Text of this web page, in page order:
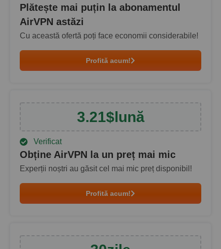
Plătește mai puțin la abonamentul
AirVPN astăzi
Cu această ofertă poți face economii considerabile!
Profită acum!
3.21$lună
Verificat
Obține AirVPN la un preț mai mic
Experții noștri au găsit cel mai mic preț disponibil!
Profită acum!